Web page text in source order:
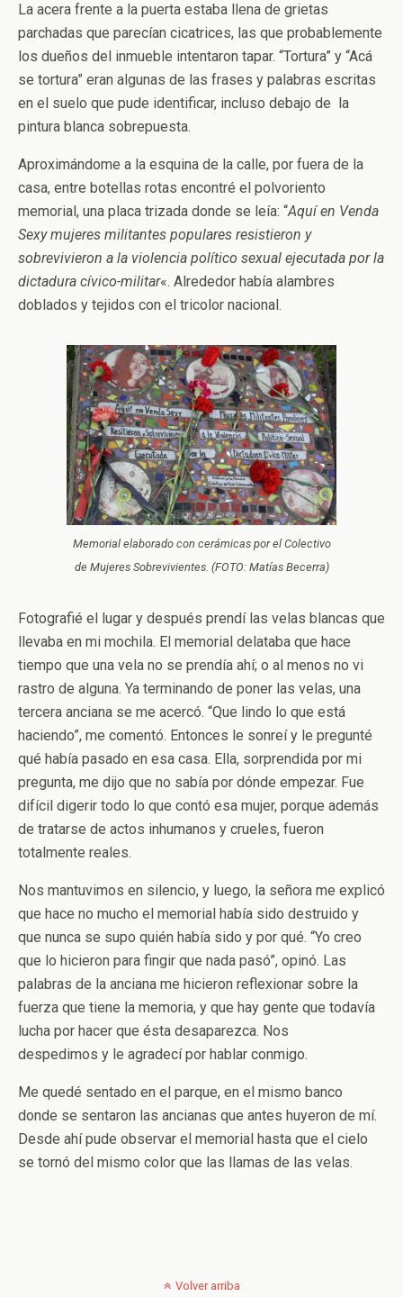
La acera frente a la puerta estaba llena de grietas
parchadas que parecían cicatrices, las que probablemente
los dueños del inmueble intentaron tapar. “Tortura” y “Acá
se tortura” eran algunas de las frases y palabras escritas
en el suelo que pude identificar, incluso debajo de la
pintura blanca sobrepuesta.
Aproximándome a la esquina de la calle, por fuera de la
casa, entre botellas rotas encontré el polvoriento
memorial, una placa trizada donde se leía: “Aquí en Venda
Sexy mujeres militantes populares resistieron y
sobrevivieron a la violencia político sexual ejecutada por la
dictadura cívico-militar«. Alrededor había alambres
doblados y tejidos con el tricolor nacional.
Memorial elaborado con cerámicas por el Colectivo
de Mujeres Sobrevivientes. (FOTO: Matías Becerra)
Fotografié el lugar y después prendí las velas blancas que
llevaba en mi mochila. El memorial delataba que hace
tiempo que una vela no se prendía ahí; o al menos no vi
rastro de alguna. Ya terminando de poner las velas, una
tercera anciana se me acercó. “Que lindo lo que está
haciendo”, me comentó. Entonces le sonreí y le pregunté
qué había pasado en esa casa. Ella, sorprendida por mi
pregunta, me dijo que no sabía por dónde empezar. Fue
difícil digerir todo lo que contó esa mujer, porque además
de tratarse de actos inhumanos y crueles, fueron
totalmente reales.
Nos mantuvimos en silencio, y luego, la señora me explicó
que hace no mucho el memorial había sido destruido y
que nunca se supo quién había sido y por qué. “Yo creo
que lo hicieron para fingir que nada pasó”, opinó. Las
palabras de la anciana me hicieron reflexionar sobre la
fuerza que tiene la memoria, y que hay gente que todavía
lucha por hacer que ésta desaparezca. Nos
despedimos y le agradecí por hablar conmigo.
Me quedé sentado en el parque, en el mismo banco
donde se sentaron las ancianas que antes huyeron de mí.
Desde ahí pude observar el memorial hasta que el cielo
se tornó del mismo color que las llamas de las velas.
Volver arriba